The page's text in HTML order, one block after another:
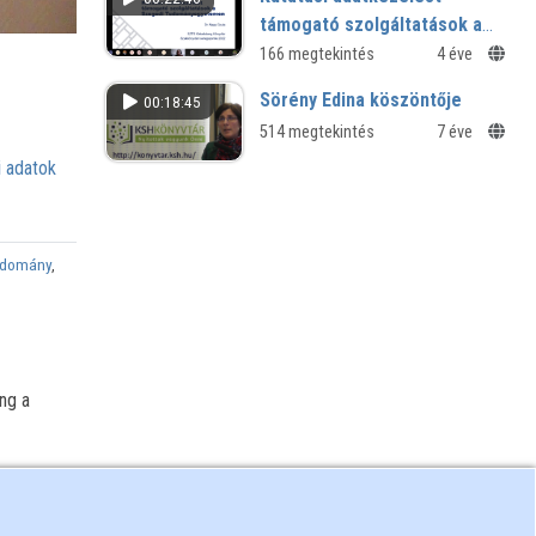
adatok
,
a
támogató szolgáltatások a
Szegedi Tudományegyetemen
166 megtekintés 4 éve
00:18:45 Sörény Edina köszöntője
514 megtekintés 7 éve